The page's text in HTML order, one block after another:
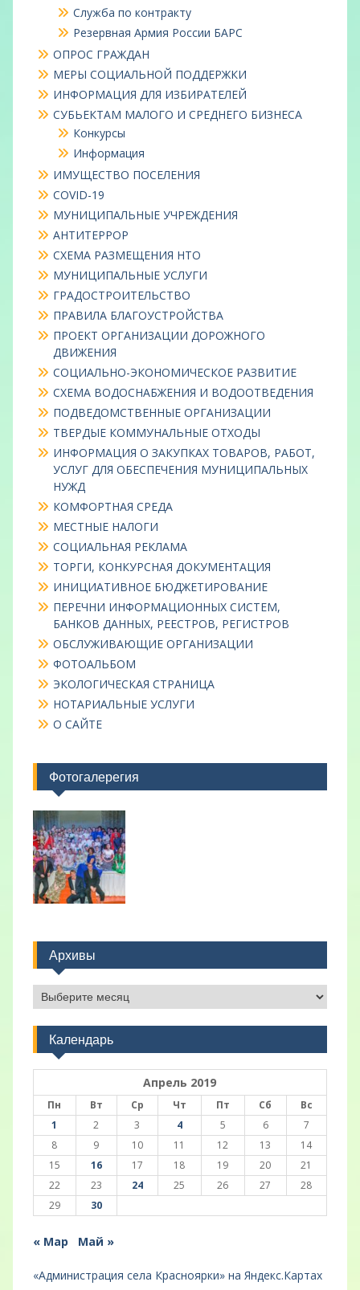
Служба по контракту
Резервная Армия России БАРС
ОПРОС ГРАЖДАН
МЕРЫ СОЦИАЛЬНОЙ ПОДДЕРЖКИ
ИНФОРМАЦИЯ ДЛЯ ИЗБИРАТЕЛЕЙ
СУБЬЕКТАМ МАЛОГО И СРЕДНЕГО БИЗНЕСА
Конкурсы
Информация
ИМУЩЕСТВО ПОСЕЛЕНИЯ
COVID-19
МУНИЦИПАЛЬНЫЕ УЧРЕЖДЕНИЯ
АНТИТЕРРОР
СХЕМА РАЗМЕЩЕНИЯ НТО
МУНИЦИПАЛЬНЫЕ УСЛУГИ
ГРАДОСТРОИТЕЛЬСТВО
ПРАВИЛА БЛАГОУСТРОЙСТВА
ПРОЕКТ ОРГАНИЗАЦИИ ДОРОЖНОГО
ДВИЖЕНИЯ
СОЦИАЛЬНО-ЭКОНОМИЧЕСКОЕ РАЗВИТИЕ
СХЕМА ВОДОСНАБЖЕНИЯ И ВОДООТВЕДЕНИЯ
ПОДВЕДОМСТВЕННЫЕ ОРГАНИЗАЦИИ
ТВЕРДЫЕ КОММУНАЛЬНЫЕ ОТХОДЫ
ИНФОРМАЦИЯ О ЗАКУПКАХ ТОВАРОВ, РАБОТ,
УСЛУГ ДЛЯ ОБЕСПЕЧЕНИЯ МУНИЦИПАЛЬНЫХ
НУЖД
КОМФОРТНАЯ СРЕДА
МЕСТНЫЕ НАЛОГИ
СОЦИАЛЬНАЯ РЕКЛАМА
ТОРГИ, КОНКУРСНАЯ ДОКУМЕНТАЦИЯ
ИНИЦИАТИВНОЕ БЮДЖЕТИРОВАНИЕ
ПЕРЕЧНИ ИНФОРМАЦИОННЫХ СИСТЕМ,
БАНКОВ ДАННЫХ, РЕЕСТРОВ, РЕГИСТРОВ
ОБСЛУЖИВАЮЩИЕ ОРГАНИЗАЦИИ
ФОТОАЛЬБОМ
ЭКОЛОГИЧЕСКАЯ СТРАНИЦА
НОТАРИАЛЬНЫЕ УСЛУГИ
О САЙТЕ
Фотогалерегия
Архивы
Архивы
Календарь
Апрель 2019
Пн Вт Ср Чт Пт Сб
Вс
1
2 3 4 5 6
7
8
9 10 11 12 13
14
15
16 17 18 19 20
21
22
23 24 25 26 27
28
29
30
« Мар Май »
«Администрация села Красноярки» на Яндекс.Картах